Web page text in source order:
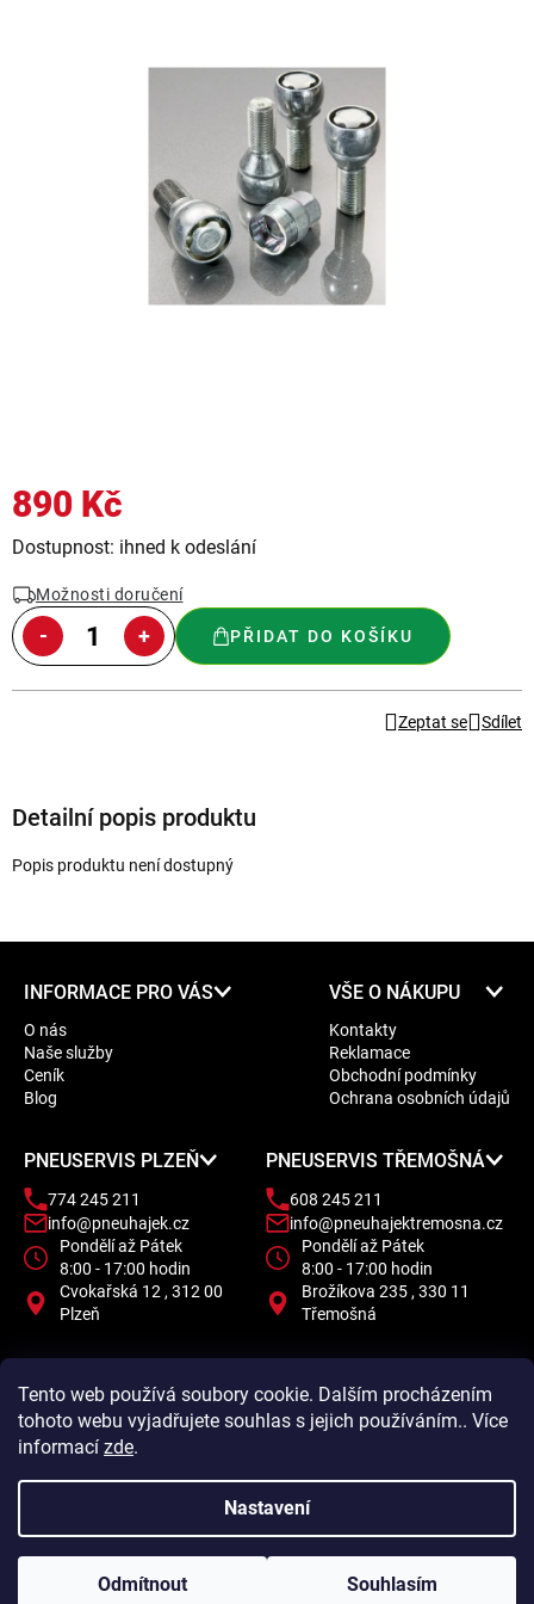
Tento web používá soubory cookie. Dalším procházením
tohoto webu vyjadřujete souhlas s jejich používáním.. Více
informací zde.
Nastavení
Odmítnout Souhlasím
890 Kč
Měrná
Dostupnost: ihned k odeslání
Možnosti doručení
PŘIDAT DO KOŠÍKU
Zeptat se Sdílet
Detailní popis produktu
Popis produktu není dostupný
INFORMACE PRO VÁS
O nás
Naše služby
Ceník
Blog
VŠE O NÁKUPU
Kontakty
Reklamace
Obchodní podmínky
Ochrana osobních údajů
PNEUSERVIS PLZEŇ
774 245 211
info@pneuhajek.cz
Pondělí až Pátek
8:00 - 17:00 hodin
Cvokařská 12 , 312 00
Plzeň
PNEUSERVIS TŘEMOŠNÁ
608 245 211
info@pneuhajektremosna.cz
Pondělí až Pátek
8:00 - 17:00 hodin
Brožíkova 235 , 330 11
Třemošná